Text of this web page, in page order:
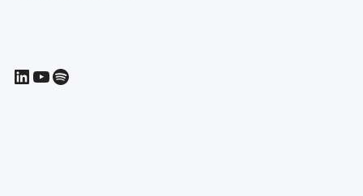
LinkedIn
YouTube
Spotify